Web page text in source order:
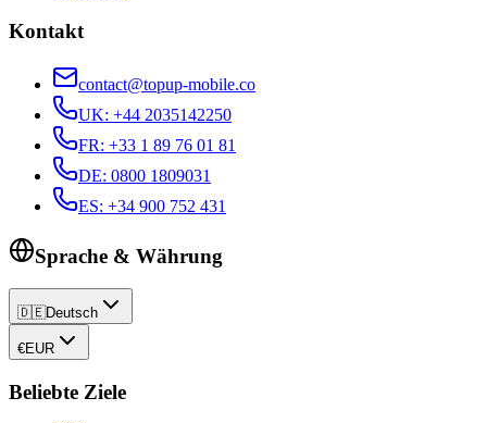
Kontakt
contact@topup-mobile.co
UK: +44 2035142250
FR: +33 1 89 76 01 81
DE: 0800 1809031
ES: +34 900 752 431
Sprache & Währung
🇩🇪Deutsch
€EUR
Beliebte Ziele